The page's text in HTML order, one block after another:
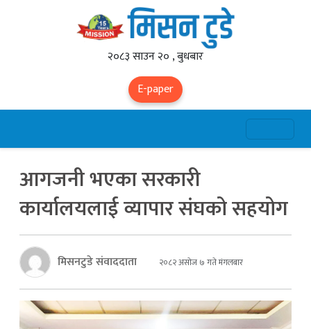
२०८३ साउन २० , बुधबार
E-paper
आगजनी भएका सरकारी
कार्यालयलाई व्यापार संघको सहयोग
मिसनटुडे संवाददाता २०८२ असोज ७ गते मंगलबार